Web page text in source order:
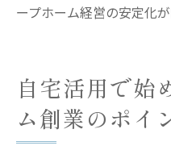
ープホーム経営の安定化が
自宅活用で始
ム創業のポイ